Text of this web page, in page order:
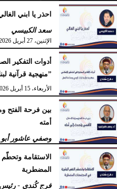
الإثنين، 27 أبريل 2026 11:55 صـ
احذر يا ابني
سعد الكبيسي
الإثنين، 27 أبريل 2026
أدوات التفكير
”منهجية قرآنية
الأربعاء، 15 أبريل 2026
بين فرحة الفتح
أمته
وصفي عاشور أبو
أهل السنّة
الخميس، 9 أبريل 2026 11:38 صـ
الاستقامة
المضطربة
فرج كُندي - رئيس